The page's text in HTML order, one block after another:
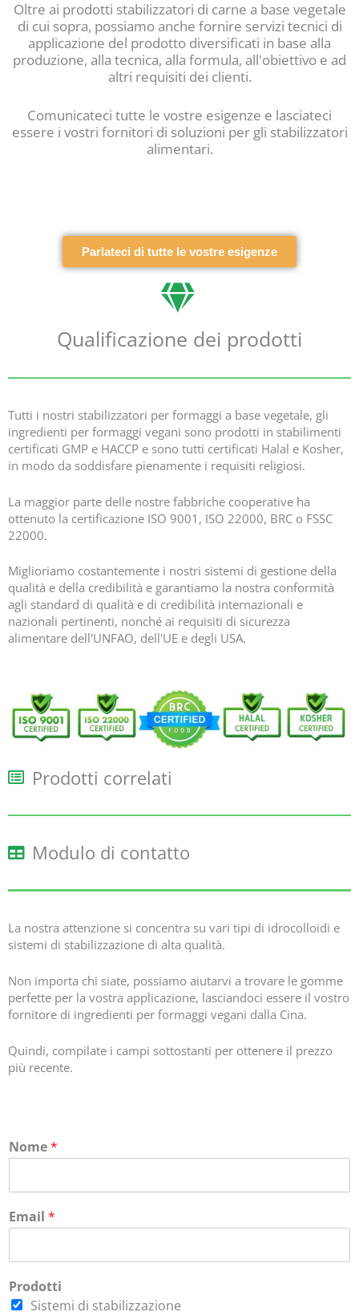
Oltre ai prodotti stabilizzatori di carne a base vegetale
di cui sopra, possiamo anche fornire servizi tecnici di
applicazione del prodotto diversificati in base alla
produzione, alla tecnica, alla formula, all'obiettivo e ad
altri requisiti dei clienti.
Comunicateci tutte le vostre esigenze e lasciateci
essere i vostri fornitori di soluzioni per gli stabilizzatori
alimentari.
Parlateci di tutte le vostre esigenze
Qualificazione dei prodotti
Tutti i nostri stabilizzatori per formaggi a base vegetale, gli
ingredienti per formaggi vegani sono prodotti in stabilimenti
certificati GMP e HACCP e sono tutti certificati Halal e Kosher,
in modo da soddisfare pienamente i requisiti religiosi.
La maggior parte delle nostre fabbriche cooperative ha
ottenuto la certificazione ISO 9001, ISO 22000, BRC o FSSC
22000.
Miglioriamo costantemente i nostri sistemi di gestione della
qualità e della credibilità e garantiamo la nostra conformità
agli standard di qualità e di credibilità internazionali e
nazionali pertinenti, nonché ai requisiti di sicurezza
alimentare dell'UNFAO, dell'UE e degli USA.
Prodotti correlati
Modulo di contatto
La nostra attenzione si concentra su vari tipi di idrocolloidi e
sistemi di stabilizzazione di alta qualità.
Non importa chi siate, possiamo aiutarvi a trovare le gomme
perfette per la vostra applicazione, lasciandoci essere il vostro
fornitore di ingredienti per formaggi vegani dalla Cina.
Quindi, compilate i campi sottostanti per ottenere il prezzo
più recente.
Nome*
Email *
Prodotti
Sistemi di stabilizzazione